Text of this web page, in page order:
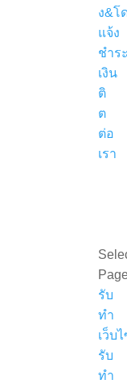
ง&โ
แจ้ง
ชำร
เงิน
ติ
ต
ต่อ
เรา
รับ
ทำ
เว็บ
รับ
ทำ